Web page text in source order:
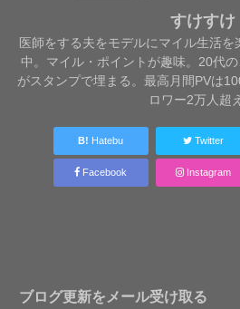
すけすけ
医師をする夫をモデルにマイル生活
中。マイル・ポイントが趣味。20代
がスタンプで埋まる。最高月間PVは
ロワー2万人超
B! Hatebu Twitter
Facebook Instagram
ブログ更新をメール受け取る